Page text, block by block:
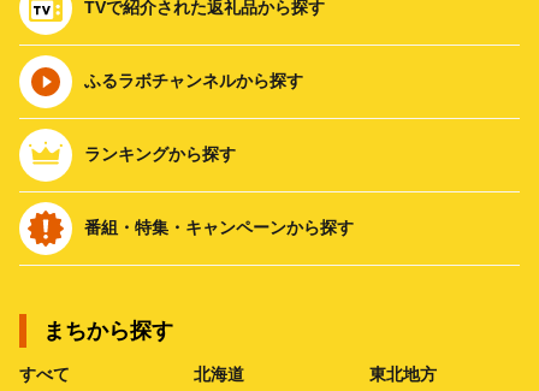
TVで紹介された返礼品から探す
ふるラボチャンネルから探す
ランキングから探す
番組・特集・キャンペーンから探す
まちから探す
すべて 北海道 東北地方